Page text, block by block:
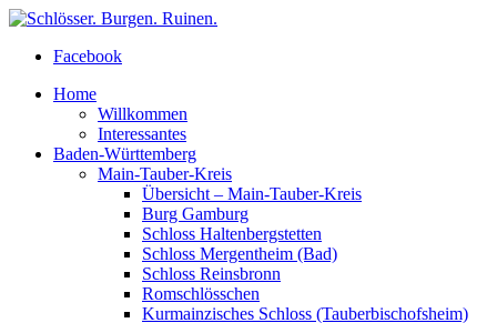
Facebook
Home
Willkommen
Interessantes
Baden-Württemberg
Main-Tauber-Kreis
Übersicht – Main-Tauber-Kreis
Burg Gamburg
Schloss Haltenbergstetten
Schloss Mergentheim (Bad)
Schloss Reinsbronn
Romschlösschen
Kurmainzisches Schloss (Tauberbischofsheim)